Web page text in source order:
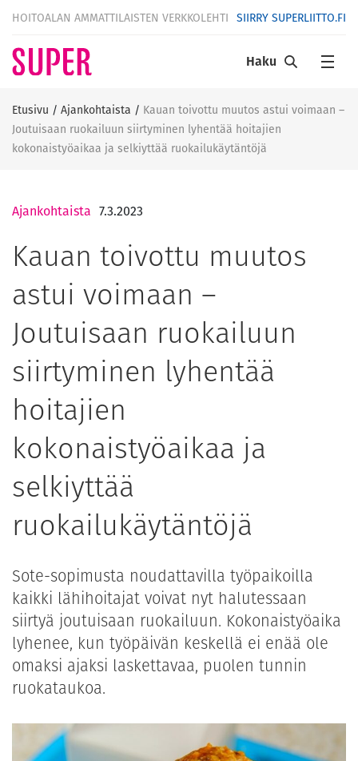
HOITOALAN AMMATTILAISTEN VERKKOLEHTI SIIRRY SUPERLIITTO.FI
Haku
Etusivu / Ajankohtaista / Kauan toivottu muutos astui voimaan –
Joutuisaan ruokailuun siirtyminen lyhentää hoitajien
kokonaistyöaikaa ja selkiyttää ruokailukäytäntöjä
Ajankohtaista 7.3.2023
Kauan toivottu muutos
astui voimaan –
Joutuisaan ruokailuun
siirtyminen lyhentää
hoitajien
kokonaistyöaikaa ja
selkiyttää
ruokailukäytäntöjä
Sote-sopimusta noudattavilla työpaikoilla
kaikki lähihoitajat voivat nyt halutessaan
siirtyä joutuisaan ruokailuun. Kokonaistyöaika
lyhenee, kun työpäivän keskellä ei enää ole
omaksi ajaksi laskettavaa, puolen tunnin
ruokataukoa.